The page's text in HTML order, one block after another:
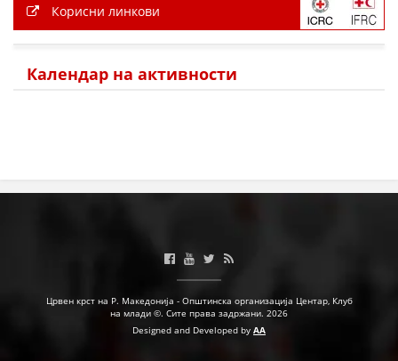
ПРИРАЧНИЦИ
ПРЕЗЕНТАЦИИ
Корисни линкови
Календар на активности
Црвен крст на Р. Македонија - Општинска организација Центар, Клуб
на млади ©. Сите права задржани. 2026
Designed and Developed by AA